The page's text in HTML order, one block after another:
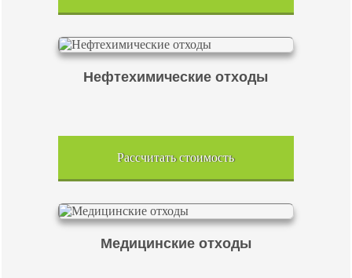
Нефтехимические отходы
Рассчитать стоимость
Медицинские отходы